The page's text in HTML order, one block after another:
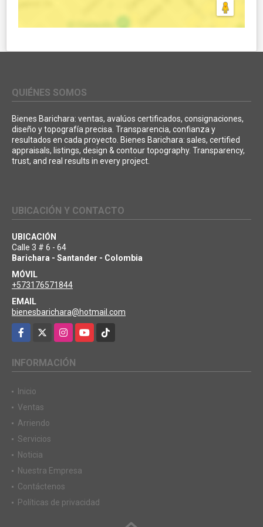
QUIÉNES SOMOS
Bienes Barichara: ventas, avalúos certificados, consignaciones,
diseño y topografía precisa. Transparencia, confianza y
resultados en cada proyecto. Bienes Barichara: sales, certified
appraisals, listings, design & contour topography. Transparency,
trust, and real results in every project.
UBICACIÓN Y CONTACTO
UBICACIÓN
Calle 3 # 6 - 64
Barichara - Santander - Colombia
MÓVIL
+573176571844
EMAIL
bienesbarichara@hotmail.com
Facebook
InstagramYouTubeTikTok
INFORMACIÓN
Inicio
Ventas
Arriendo
Servicios
Noticia
Nuestra Empresa
Contáctenos
Políticas de privacidad